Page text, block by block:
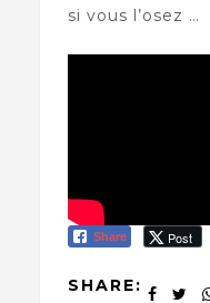
si vous l’osez …
Share Post
SHARE: